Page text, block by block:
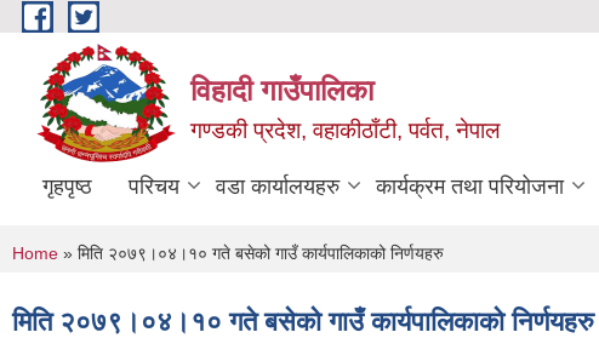
Skip to main content
विहादी गाउँपालिका
गण्डकी प्रदेश, वहाकीठाँटी, पर्वत, नेपाल
गृहपृष्ठ परिचय वडा कार्यालयहरु कार्यक्रम तथा परियोजना
You are here
Home » मिति २०७९।०४।१० गते बसेको गाउँ कार्यपालिकाको निर्णयहरु
मिति २०७९।०४।१० गते बसेको गाउँ कार्यपालिकाको निर्णयहरु